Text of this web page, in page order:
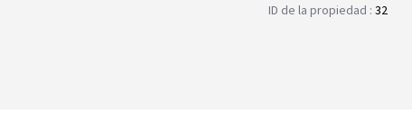
ID de la propiedad : 32